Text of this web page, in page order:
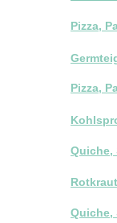
Pizza,
Pizza,
Quiche,
Quiche,